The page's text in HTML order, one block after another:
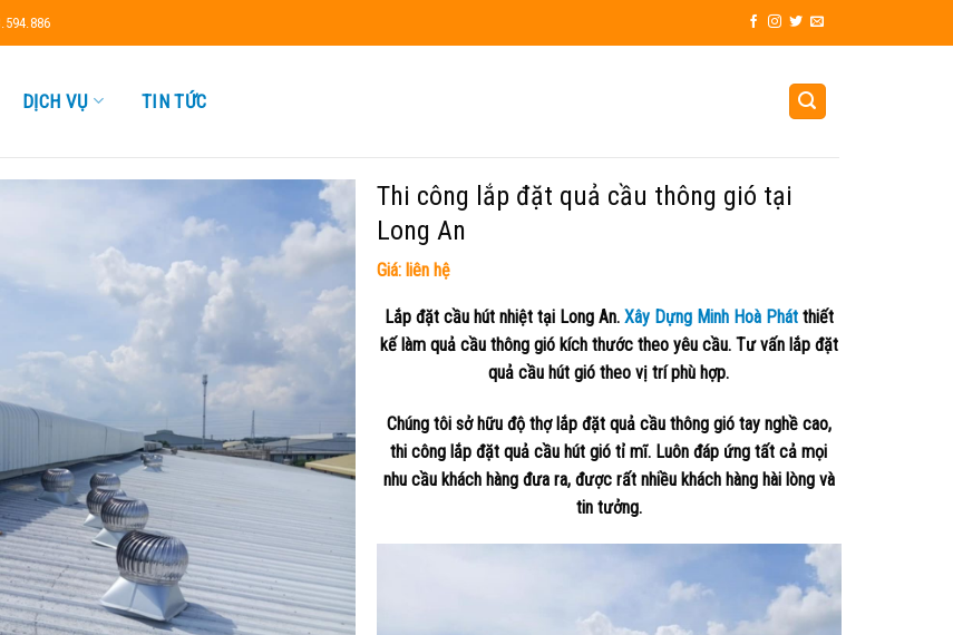
DỊCH VỤ TIN TỨC
Thi công lắp đặt quả cầu thông gió tại
Long An
Giá: liên hệ
Lắp đặt cầu hút nhiệt tại Long An. Xây Dựng Minh Hoà Phátthiết
kế làm quả cầu thông gió kích thước theo yêu cầu. Tư vấn lắp đặt
quả cầu hút gió theo vị trí phù hợp.
Chúng tôi sở hữu độ thợ lắp đặt quả cầu thông gió tay nghề cao,
thi công lắp đặt quả cầu hút gió tỉ mĩ. Luôn đáp ứng tất cả mọi
nhu cầu khách hàng đưa ra, được rất nhiều khách hàng hài lòng và
tin tưởng.